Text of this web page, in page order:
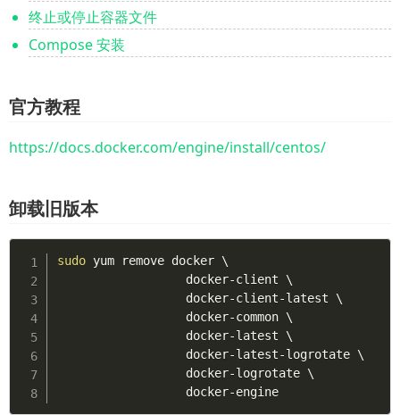
终止或停止容器文件
Compose 安装
官方教程
https://docs.docker.com/engine/install/centos/
卸载旧版本
sudo yum remove docker \
                  docker-client
\
                  docker-client-latest
\
                  docker-common
\
                  docker-latest
\
                  docker-latest-logrotate
\
                  docker-logrotate
\
                  docker-engine